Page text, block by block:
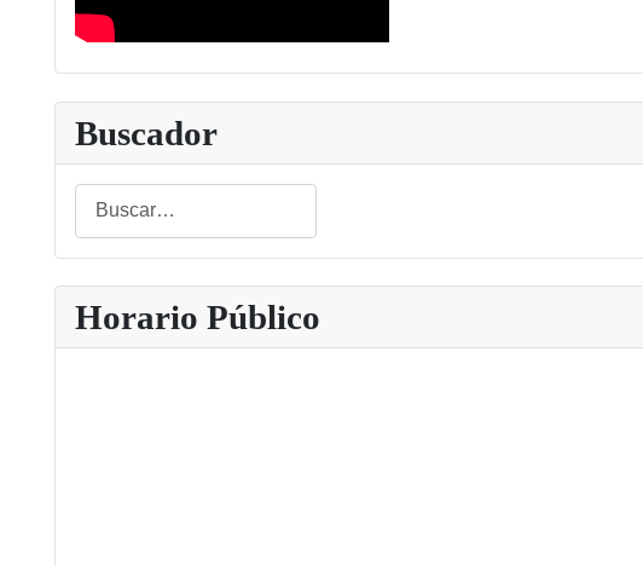
Buscador
Buscar
Type 2 or more characters for results.
Horario Público